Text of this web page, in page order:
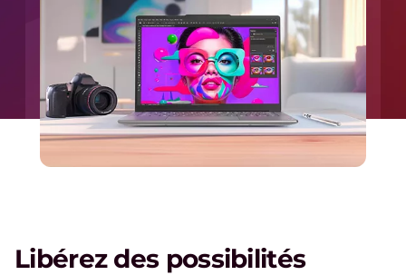
Libérez des possibilités